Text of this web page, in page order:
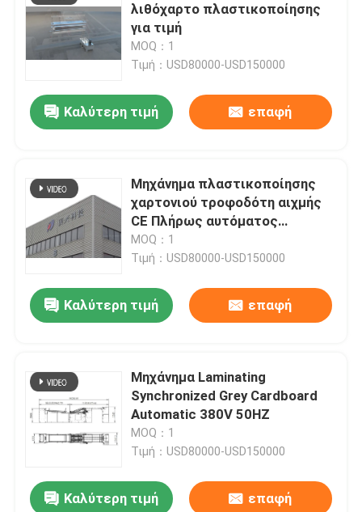
λιθόχαρτο πλαστικοποίησης
για τιμή
MOQ：1
Τιμή：USD80000-USD150000
Καλύτερη τιμή επαφή
Μηχάνημα πλαστικοποίησης
χαρτονιού τροφοδότη αιχμής
CE Πλήρως αυτόματος
πλαστικοποιητής
MOQ：1
Τιμή：USD80000-USD150000
Καλύτερη τιμή επαφή
Μηχάνημα Laminating
Synchronized Grey Cardboard
Automatic 380V 50HZ
MOQ：1
Τιμή：USD80000-USD150000
Καλύτερη τιμή επαφή